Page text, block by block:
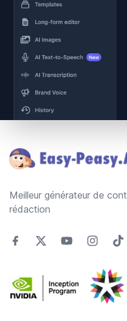
Meilleur générateur de
rédaction